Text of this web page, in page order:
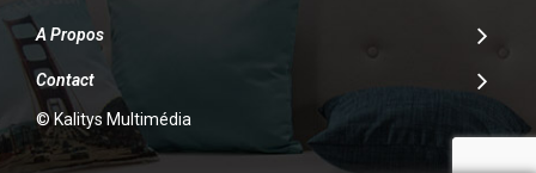
A Propos
Contact
© Kalitys Multimédia